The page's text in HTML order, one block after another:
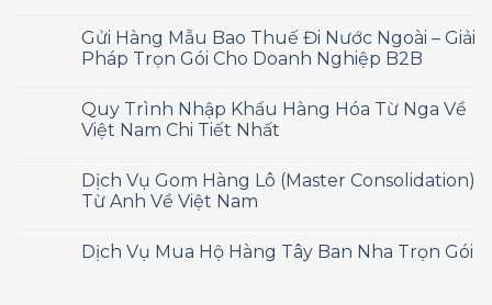
Gửi Hàng Mẫu Bao Thuế Đi Nước Ngoài – Giải
Pháp Trọn Gói Cho Doanh Nghiệp B2B
Quy Trình Nhập Khẩu Hàng Hóa Từ Nga Về
Việt Nam Chi Tiết Nhất
Dịch Vụ Gom Hàng Lô (Master Consolidation)
Từ Anh Về Việt Nam
Dịch Vụ Mua Hộ Hàng Tây Ban Nha Trọn Gói